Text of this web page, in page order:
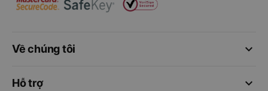
keyboard_arrow_down
Về chúng tôi
keyboard_arrow_down
Hỗ trợ